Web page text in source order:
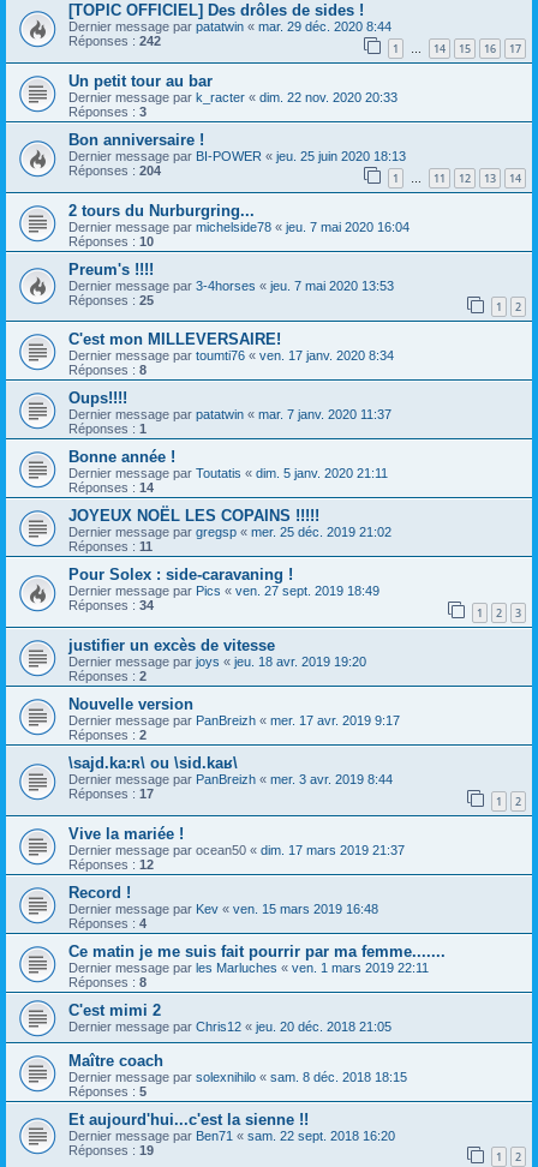
[TOPIC OFFICIEL] Des drôles de sides !
Dernier message par patatwin « mar. 29 déc. 2020 8:44
Réponses : 242 1 … 14 15 16 17
Un petit tour au bar
Dernier message par k_racter « dim. 22 nov. 2020 20:33
Réponses : 3
Bon anniversaire !
Dernier message par BI-POWER « jeu. 25 juin 2020 18:13
Réponses : 204 1 … 11 12 13 14
2 tours du Nurburgring...
Dernier message par michelside78 « jeu. 7 mai 2020 16:04
Réponses : 10
Preum's !!!!
Dernier message par 3-4horses « jeu. 7 mai 2020 13:53
Réponses : 25 1 2
C'est mon MILLEVERSAIRE!
Dernier message par toumti76 « ven. 17 janv. 2020 8:34
Réponses : 8
Oups!!!!
Dernier message par patatwin « mar. 7 janv. 2020 11:37
Réponses : 1
Bonne année !
Dernier message par Toutatis « dim. 5 janv. 2020 21:11
Réponses : 14
JOYEUX NOËL LES COPAINS !!!!!
Dernier message par gregsp « mer. 25 déc. 2019 21:02
Réponses : 11
Pour Solex : side-caravaning !
Dernier message par Pics « ven. 27 sept. 2019 18:49
Réponses : 34 1 2 3
justifier un excès de vitesse
Dernier message par joys « jeu. 18 avr. 2019 19:20
Réponses : 2
Nouvelle version
Dernier message par PanBreizh « mer. 17 avr. 2019 9:17
Réponses : 2
\sajd.ka:ʀ\ ou \sid.kaʁ\
Dernier message par PanBreizh « mer. 3 avr. 2019 8:44
Réponses : 17 1 2
Vive la mariée !
Dernier message par ocean50 « dim. 17 mars 2019 21:37
Réponses : 12
Record !
Dernier message par Kev « ven. 15 mars 2019 16:48
Réponses : 4
Ce matin je me suis fait pourrir par ma femme.......
Dernier message par les Marluches « ven. 1 mars 2019 22:11
Réponses : 8
C'est mimi 2
Dernier message par Chris12 « jeu. 20 déc. 2018 21:05
Maître coach
Dernier message par solexnihilo « sam. 8 déc. 2018 18:15
Réponses : 5
Et aujourd'hui...c'est la sienne !!
Dernier message par Ben71 « sam. 22 sept. 2018 16:20
Réponses : 19 1 2